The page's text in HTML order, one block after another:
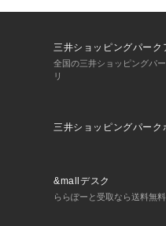
三井ショッピングパーク
全国の三井ショッピングパ
リ
三井ショッピングパーク
&mallデスク
ららぽーと受取なら送料無料